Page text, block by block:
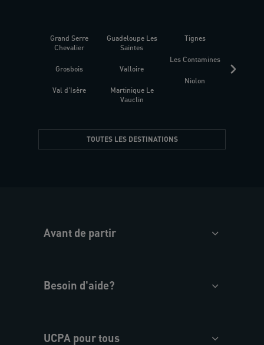
Grand Serre
Chevalier
Grosbois
Val d'Isère
Guadeloupe Les
Saintes
Valloire
Martinique Le
Vauclin
Tignes
Les Contamines
Niolon
TOUTES LES DESTINATIONS
Avant de partir
Besoin d'aide?
UCPA pour tous